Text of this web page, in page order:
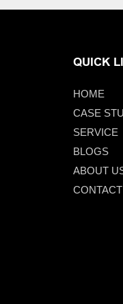
QUICK
HOME
CASE
SERVICE
BLOGS
ABOUT